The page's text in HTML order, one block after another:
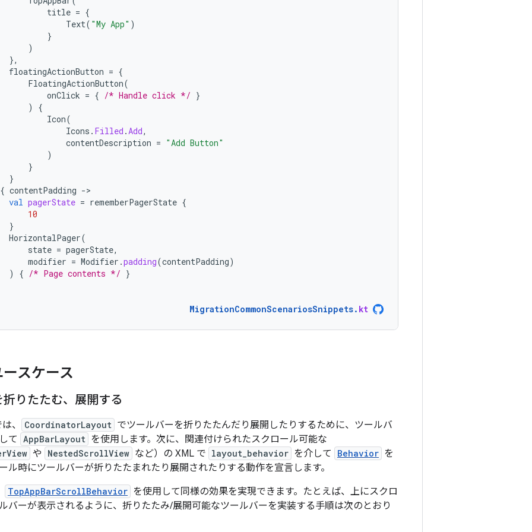
title = {
Text( "My App" )
}
)
},
floatingActionButton = {
FloatingActionButton(
onClick = { /* Handle click */ }
)
{
Icon(
Icons . Filled .Add,
contentDescription = "Add Button"
)
}
}
{ contentPadding -
val pagerState = rememberPagerState {
10
}
HorizontalPager(
state = pagerState,
modifier = Modifier .padding(contentPadding)
)
{ /* Page contents */ }
MigrationCommonScenariosSnippets. kt
スケース
りたたむ、展開する
、 CoordinatorLayout でツールバーを折りたたんだり展開したりするために、ツールバ
て AppBarLayout を使用します。次に、関連付けられたスクロール可能な
や NestedScrollView など）の XML で layout_behavior を介して Behavior を
ル時にツールバーが折りたたまれたり展開されたりする動作を宣言します。
TopAppBarScrollBehavior を使用して同様の効果を実現できます。たとえば、上にスクロ
バーが表示されるように、折りたたみ/展開可能なツールバーを実装する手順は次のとおり